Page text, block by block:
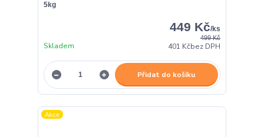
5kg
499 Kč
449 Kč/ks
401 Kčbez DPH
Skladem
Přidat do košíku
Akce